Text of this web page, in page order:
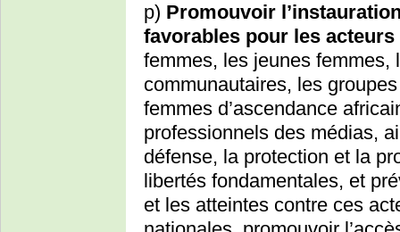
p) Promouvoir
favorables pour les
femmes, les jeunes
communautaires, les
femmes d’ascendance
professionnels des médias,
défense, la protection et la
libertés fondamentales, et
et les atteintes contre ces